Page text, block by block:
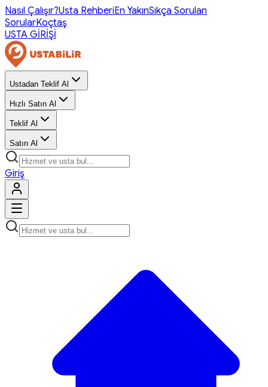
Nasıl Çalışır?Usta RehberiEn YakınSıkça Sorulan
SorularKoçtaş
USTA GİRİŞİ
Ustadan Teklif Al
Hızlı Satın Al
Teklif Al
Satın Al
Giriş